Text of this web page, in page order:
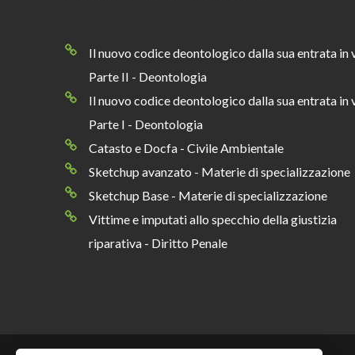
Il nuovo codice deontologico dalla sua entrata in
Parte II - Deontologia
Il nuovo codice deontologico dalla sua entrata in
Parte I - Deontologia
Catasto e Docfa - Civile Ambientale
Sketchup avanzato - Materie di specializzazione
Sketchup Base - Materie di specializzazione
Vittime e imputati allo specchio della giustizia
riparativa - Diritto Penale